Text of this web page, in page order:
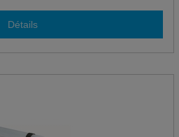
Détails